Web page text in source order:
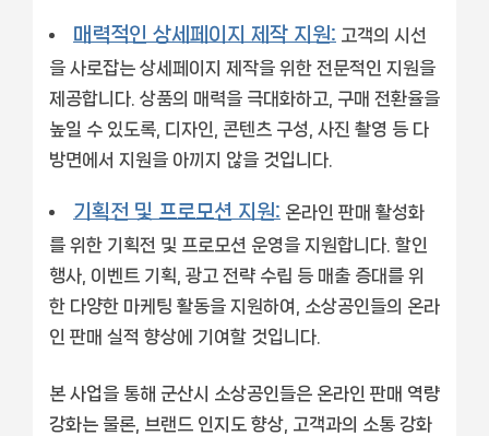
매력적인 상세페이지 제작 지원: 고객의 시선
을 사로잡는 상세페이지 제작을 위한 전문적인 지원을
제공합니다. 상품의 매력을 극대화하고, 구매 전환율을
높일 수 있도록, 디자인, 콘텐츠 구성, 사진 촬영 등 다
방면에서 지원을 아끼지 않을 것입니다.
기획전 및 프로모션 지원: 온라인 판매 활성화
를 위한 기획전 및 프로모션 운영을 지원합니다. 할인
행사, 이벤트 기획, 광고 전략 수립 등 매출 증대를 위
한 다양한 마케팅 활동을 지원하여, 소상공인들의 온라
인 판매 실적 향상에 기여할 것입니다.
본 사업을 통해 군산시 소상공인들은 온라인 판매 역량
강화는 물론, 브랜드 인지도 향상, 고객과의 소통 강화